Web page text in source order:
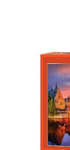
Previous